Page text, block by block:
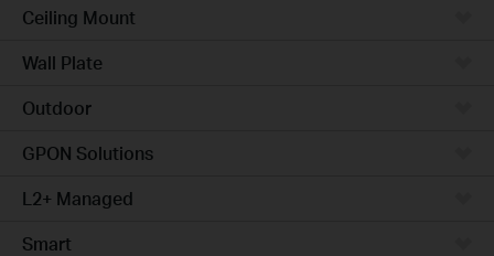
Ceiling Mount
Wall Plate
Outdoor
GPON Solutions
L2+ Managed
Smart